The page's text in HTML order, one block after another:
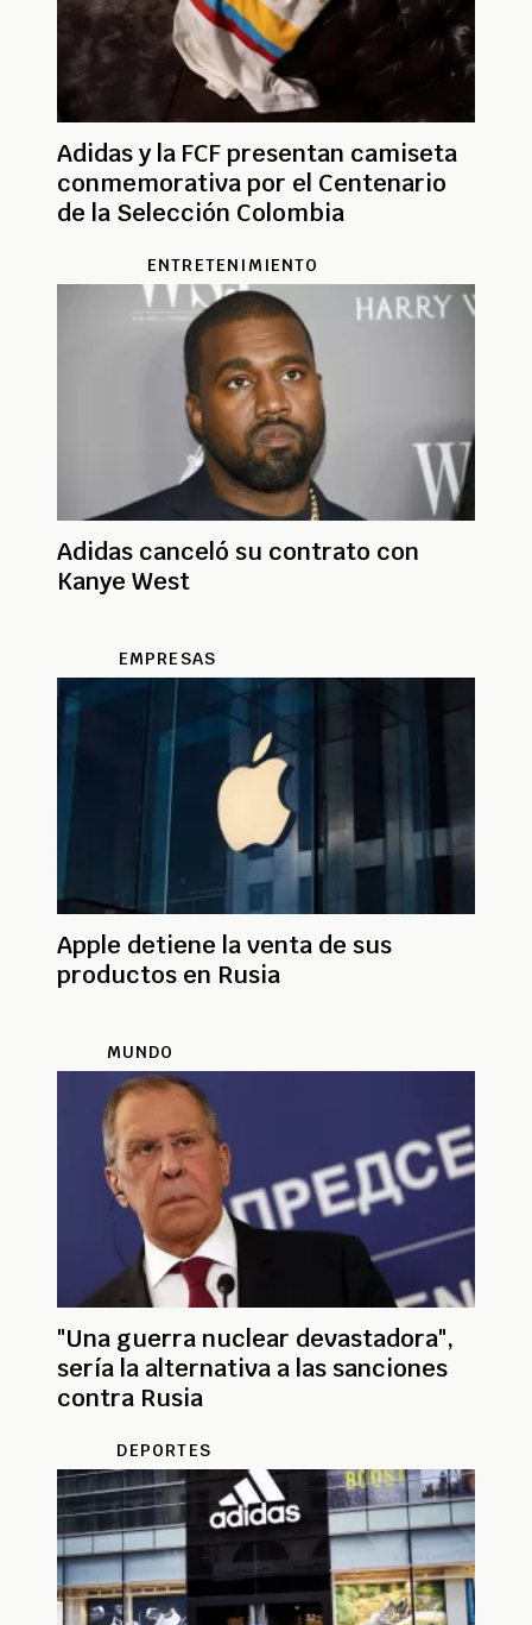
Adidas y la FCF presentan camiseta
conmemorativa por el Centenario
de la Selección Colombia
ENTRETENIMIENTO
Adidas canceló su contrato con
Kanye West
EMPRESAS
Apple detiene la venta de sus
productos en Rusia
MUNDO
"Una guerra nuclear devastadora",
sería la alternativa a las sanciones
contra Rusia
DEPORTES